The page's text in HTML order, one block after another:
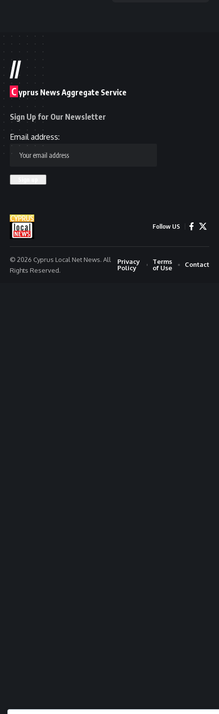
//
C yprus News Aggregate Service
Sign Up for Our Newsletter
Email address:
Follow US
© 2026 Cyprus Local Net News. All
Rights Reserved.
Privacy
Policy
Terms
of Use
Contact